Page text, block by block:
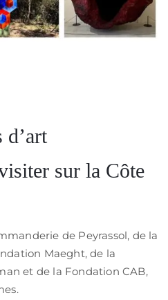
d’art
sur la Côte
de Peyrassol, de la
Maeght, de la
et de la Fondation CAB,